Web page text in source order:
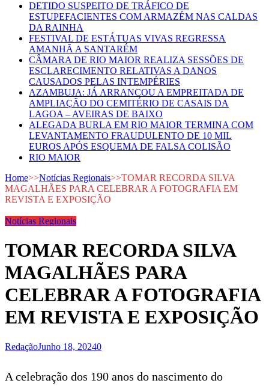
DETIDO SUSPEITO DE TRÁFICO DE
ESTUPEFACIENTES COM ARMAZÉM NAS CALDAS
DA RAINHA
FESTIVAL DE ESTÁTUAS VIVAS REGRESSA
AMANHÃ A SANTARÉM
CÂMARA DE RIO MAIOR REALIZA SESSÕES DE
ESCLARECIMENTO RELATIVAS A DANOS
CAUSADOS PELAS INTEMPÉRIES
AZAMBUJA: JÁ ARRANCOU A EMPREITADA DE
AMPLIAÇÃO DO CEMITÉRIO DE CASAIS DA
LAGOA – AVEIRAS DE BAIXO
ALEGADA BURLA EM RIO MAIOR TERMINA COM
LEVANTAMENTO FRAUDULENTO DE 10 MIL
EUROS APÓS ESQUEMA DE FALSA COLISÃO
RIO MAIOR
Home>>Notícias Regionais>>TOMAR RECORDA SILVA
MAGALHÃES PARA CELEBRAR A FOTOGRAFIA EM
REVISTA E EXPOSIÇÃO
Notícias Regionais
TOMAR RECORDA SILVA
MAGALHÃES PARA
CELEBRAR A FOTOGRAFIA
EM REVISTA E EXPOSIÇÃO
RedaçãoJunho 18, 20240
A celebração dos 190 anos do nascimento do